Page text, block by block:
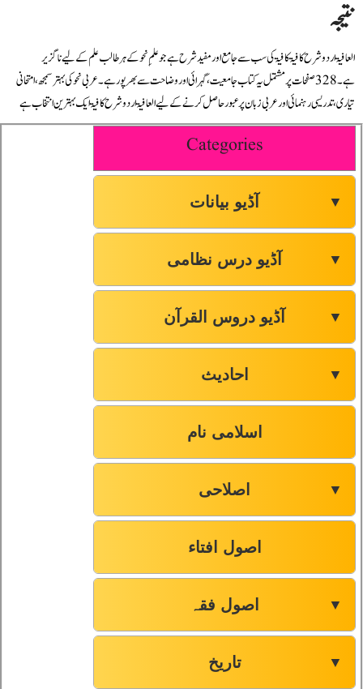
نتیجہ
العافیۃ اردو شرح کافیۃ کافیۃ کی سب سے جامع اور مفید شرح ہے جو علمِ نحو کے ہر طالب علم کے لیے ناگزیر
ہے۔ 328 صفحات پر مشتمل یہ کتاب جامعیت، گہرائی اور وضاحت سے بھرپور ہے۔ عربی نحو کی بہتر سمجھ، امتحانی
تیاری، تدریسی رہنمائی اور عربی زبان پر عبور حاصل کرنے کے لیے العافیۃ اردو شرح کافیۃ ایک بہترین انتخاب ہے
Categories
آڈیو بیانات ▼
آڈیو درس نظامی ▼
آڈیو دروس القرآن ▼
احادیث ▼
اسلامی نام
اصلاحی ▼
اصول افتاء
اصول فقہ ▼
تاریخ ▼